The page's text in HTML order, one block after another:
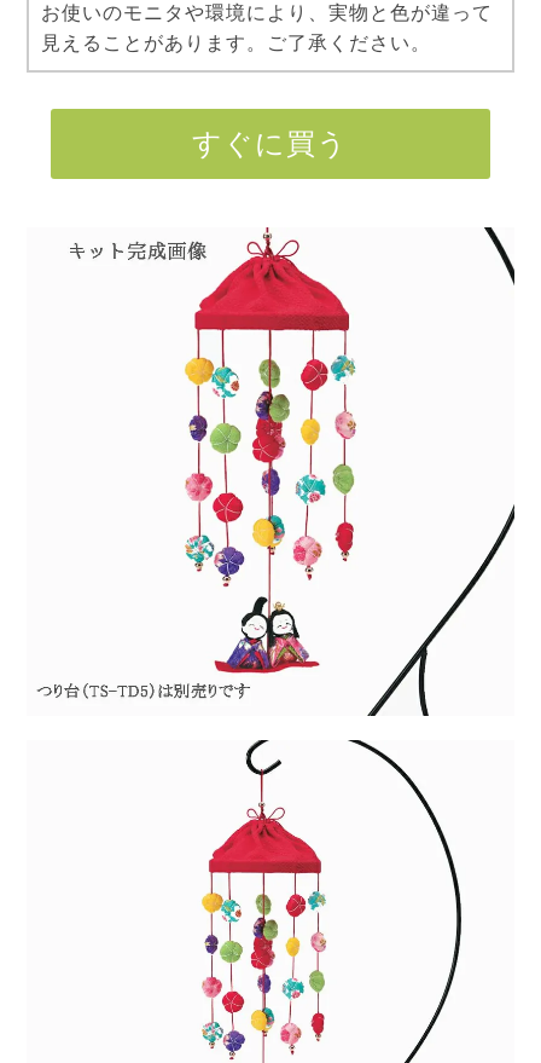
お使いのモニタや環境により、実物と色が違って
見えることがあります。ご了承ください。
すぐに買う